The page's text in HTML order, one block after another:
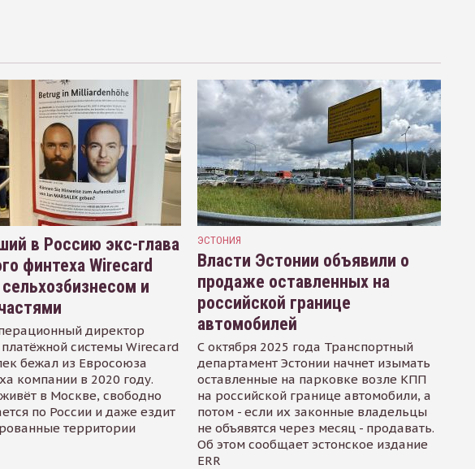
в Россию экс-глава
финтеха Wirecard
и
директор
системы Wirecard
бежал из Евросоюза
компании в 2020 году.
в Москве, свободно
по России и даже ездит
территории
ЭСТОНИЯ
Власти Эстонии объявили о
продаже оставленных на
российской границе
автомобилей
С октября 2025 года Транспортный
департамент Эстонии начнет изымать
оставленные на парковке возле КПП
на российской границе автомобили, а
потом - если их законные владельцы
не объявятся через месяц - продавать.
Об этом сообщает эстонское издание
ERR